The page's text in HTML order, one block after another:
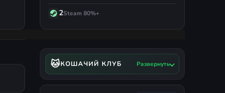
2Steam 80%+
🐱КОШАЧИЙ КЛУБ Развернуть